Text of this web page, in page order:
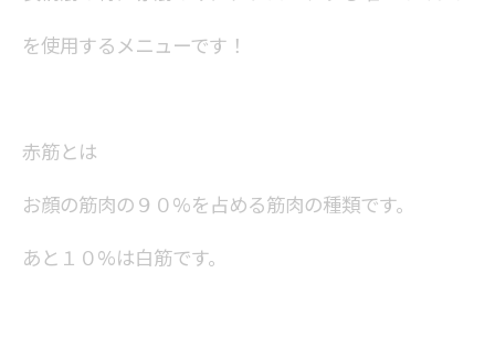
を使用するメニューです！
赤筋とは
お顔の筋肉の９０%を占める筋肉の種類です。
あと１０%は白筋です。